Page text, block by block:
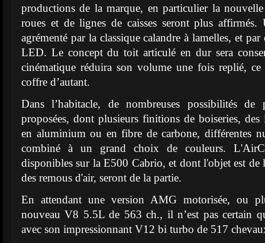
productions de la marque, en particulier la
roues et de lignes de caisses seront plus
agrémenté par la classique calandre à lamelles, et par
LED. Le concept du toit articulé en dur sera
cinématique réduira son volume une fois replié,
coffre d’autant.
Dans l’habitacle, de nombreuses possibilités de
proposées, dont plusieurs finitions de boiseries,
en aluminium ou en fibre de carbone, différentes
combiné à un grand choix de couleurs.
disponibles sur la E500 Cabrio, et dont l'objet est de
des remous d'air, seront de la partie.
En attendant une version AMG motorisée, ou
nouveau V8 5.5L de 563 ch., il n’est pas certain
avec son impressionnant V12 bi turbo de 517